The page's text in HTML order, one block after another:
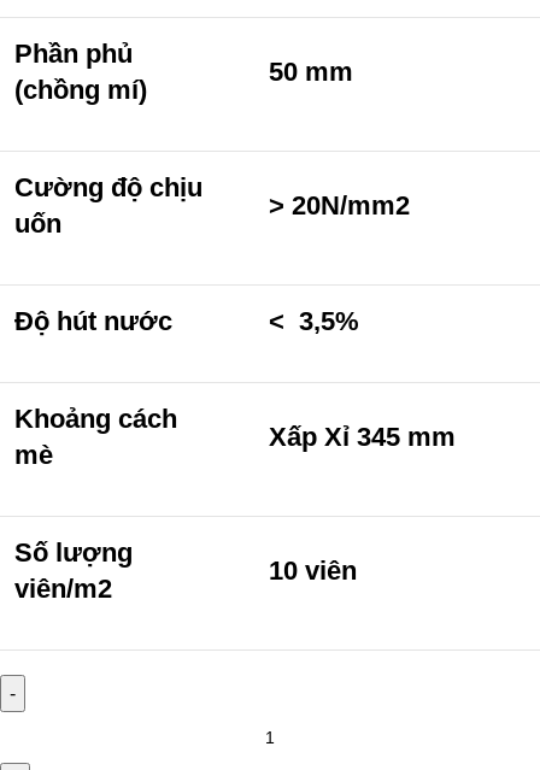
Phần phủ
(chồng mí)
50 mm
Cường độ chịu
uốn
> 20N/mm2
Độ hút nước < 3,5%
Khoảng cách
mè
Xấp Xỉ 345 mm
Số lượng
viên/m2
10 viên